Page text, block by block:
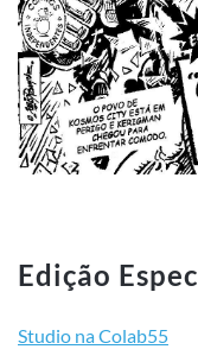
Edição
Studio na Colab55